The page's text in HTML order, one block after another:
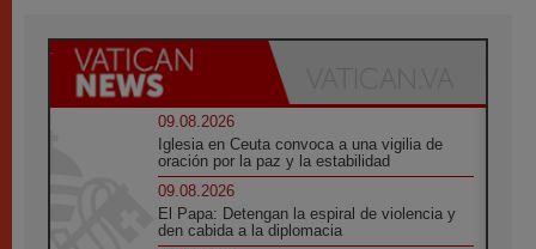
09.08.2026
Iglesia en Ceuta convoca a una vigilia de
oración por la paz y la estabilidad
09.08.2026
El Papa: Detengan la espiral de violencia y
den cabida a la diplomacia